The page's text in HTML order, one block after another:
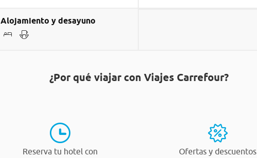
Alojamiento y desayuno
¿Por qué viajar con Viajes Carrefour?
Reserva tu hotel con
Ofertas y descuentos